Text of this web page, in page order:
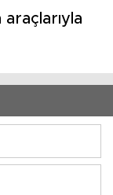
araçlarıyla